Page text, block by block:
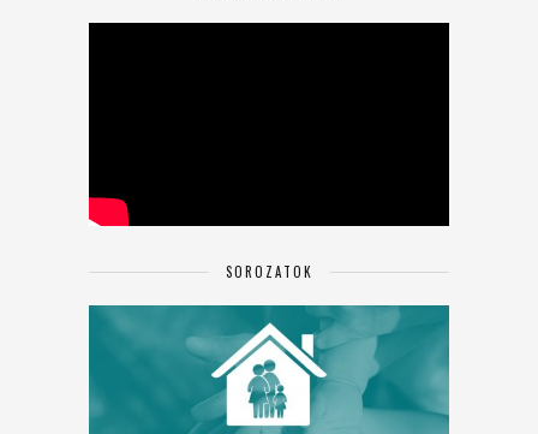
SOROZATOK